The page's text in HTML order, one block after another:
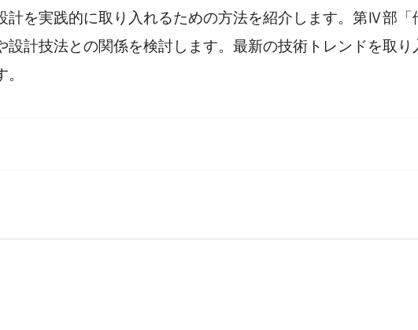
計を実践的に取り入れるための方法を紹介します。第Ⅳ部
設計技法との関係を検討します。最新の技術トレンドを取
の上、ご利用ください。